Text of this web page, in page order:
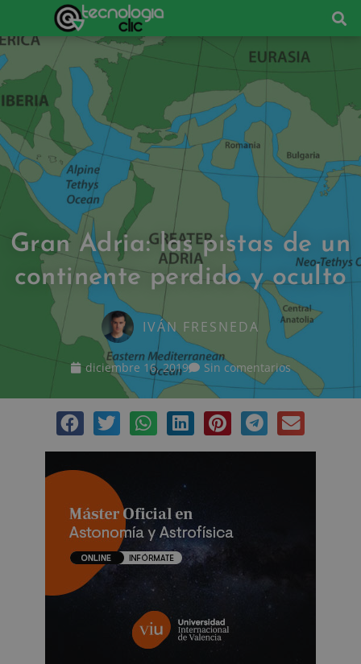
Gran Adria: las pistas de un
continente perdido y oculto
IVÁN FRESNEDA
diciembre 16, 2019 Sin comentarios